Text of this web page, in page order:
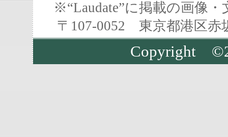
※“Laudate”に掲載の画像
〒107-0052 東京都港区
Copyright